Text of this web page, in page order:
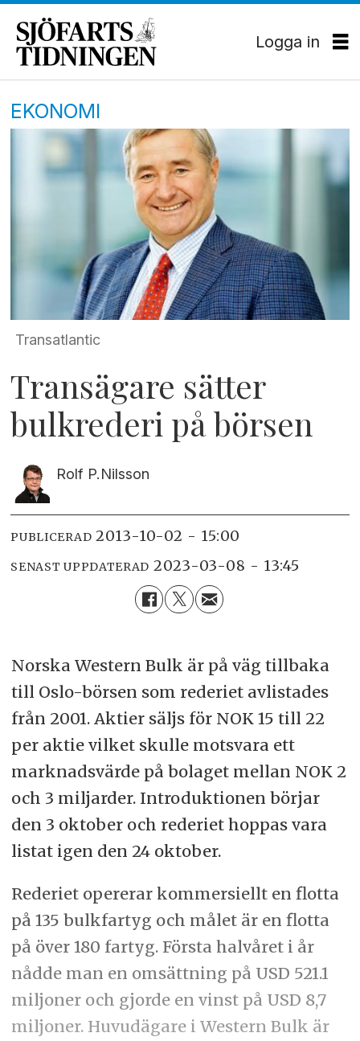
Logga in
EKONOMI
Transatlantic
Transägare sätter
bulkrederi på börsen
Rolf P.Nilsson
PUBLICERAD 2013-10-02 - 15:00
SENAST UPPDATERAD 2023-03-08 - 13:45
Norska Western Bulk är på väg tillbaka
till Oslo-börsen som rederiet avlistades
från 2001. Aktier säljs för NOK 15 till 22
per aktie vilket skulle motsvara ett
marknadsvärde på bolaget mellan NOK 2
och 3 miljarder. Introduktionen börjar
den 3 oktober och rederiet hoppas vara
listat igen den 24 oktober.
Rederiet opererar kommersiellt en flotta
på 135 bulkfartyg och målet är en flotta
på över 180 fartyg. Första halvåret i år
nådde man en omsättning på USD 521.1
miljoner och gjorde en vinst på USD 8,7
miljoner. Huvudägare i Western Bulk är